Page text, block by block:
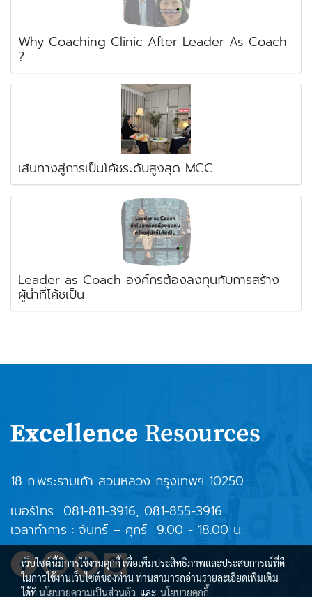
Why Coaching Clinic After Leader As Coach
?
เส้นทางสู่การเป็นโค้ชระดับสูงสุด MCC
Leader as Coach องค์กรต้องลงทุนกับการสร้าง
ผู้นำที่โค้ชเป็น
18 ถ.พระรามเก้า สวนหลวง กรุงเทพฯ 10250
เบอร์โทร 081-811-3916, 081-855-3916
เวลาทำการ : จันทร์ – ศุกร์ 9.00 - 18.00 น.
เว็บไซต์นี้มีการใช้งานคุกกี้ เพื่อเพิ่มประสิทธิภาพและประสบการณ์ที่ดี
ในการใช้งานเว็บไซต์ของท่าน ท่านสามารถอ่านรายละเอียดเพิ่มเติม
ได้ที่นโยบายความเป็นส่วนตัว และ นโยบายคุกกี้